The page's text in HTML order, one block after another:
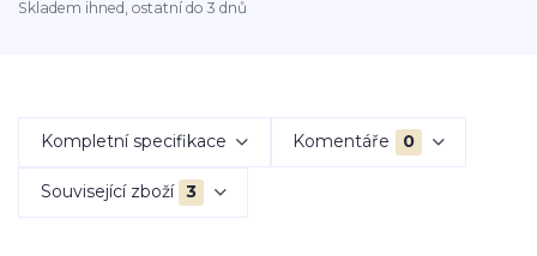
Skladem ihned, ostatní do 3 dnů
Kompletní specifikace Komentáře 0
Související zboží 3